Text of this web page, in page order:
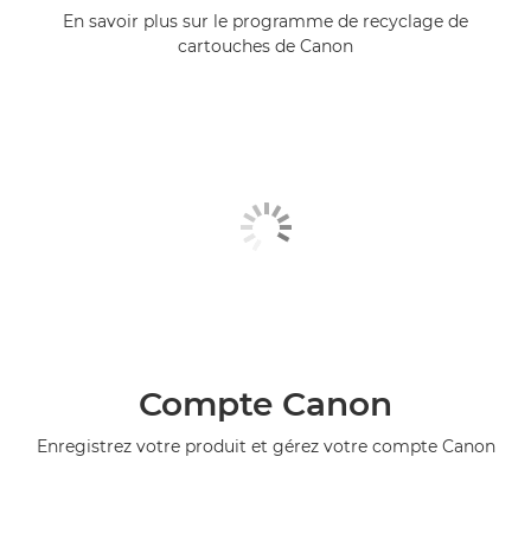
En savoir plus sur le programme de recyclage de
cartouches de Canon
Compte Canon
Enregistrez votre produit et gérez votre compte Canon